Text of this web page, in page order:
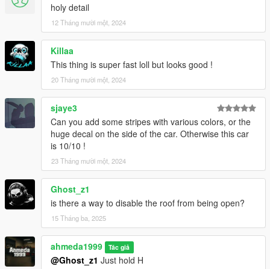
holy detail
12 Tháng mười một, 2024
Killaa
This thing is super fast loll but looks good !
20 Tháng mười một, 2024
sjaye3
Can you add some stripes with various colors, or the
huge decal on the side of the car. Otherwise this car
is 10/10 !
23 Tháng mười một, 2024
Ghost_z1
is there a way to disable the roof from being open?
15 Tháng ba, 2025
ahmeda1999 Tác giả
@Ghost_z1 Just hold H